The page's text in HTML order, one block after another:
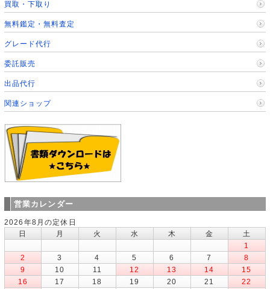
買取・下取り
無料鑑定・無料査定
グレード代行
委託販売
出品代行
関連ショップ
営業カレンダー
2026年8月の定休日
日
月 火 水 木 金
土
1
2
3 4 5 6 7
8
9
10 11 12 13 14
15
16
17 18 19 20 21
22